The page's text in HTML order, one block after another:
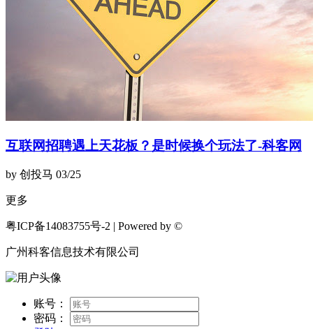
互联网招聘遇上天花板？是时候换个玩法了-科客网
by 创投马 03/25
更多
粤ICP备14083755号-2 | Powered by ©
广州科客信息技术有限公司
账号：
密码：